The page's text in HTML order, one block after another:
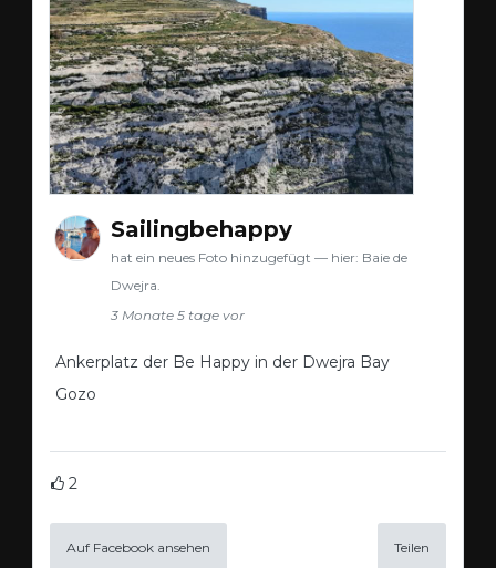
Sailingbehappy
hat ein neues Foto hinzugefügt — hier: Baie de
Dwejra.
3 Monate 5 tage vor
Ankerplatz der Be Happy in der Dwejra Bay
Gozo
2
Auf Facebook ansehen Teilen